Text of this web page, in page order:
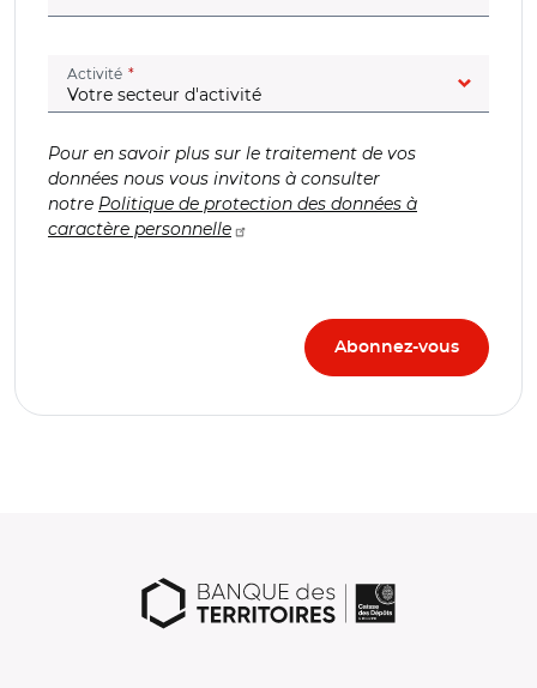
Activité (champ obligatoire)
Pour en savoir plus sur le traitement de vos
données nous vous invitons à consulter
notre Politique de protection des données à
caractère personnelle